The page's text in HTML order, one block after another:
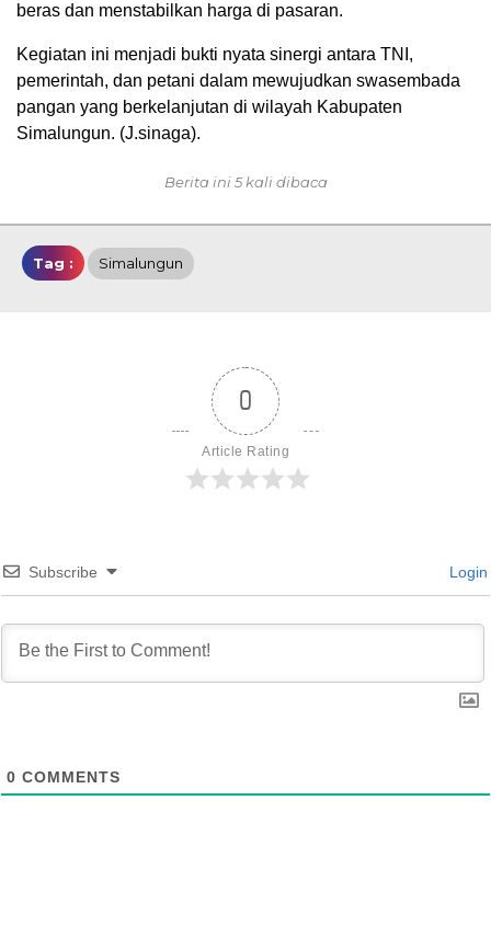
beras dan menstabilkan harga di pasaran.
Kegiatan ini menjadi bukti nyata sinergi antara TNI,
pemerintah, dan petani dalam mewujudkan swasembada
pangan yang berkelanjutan di wilayah Kabupaten
Simalungun. (J.sinaga).
Berita ini 5 kali dibaca
Tag : Simalungun
0
Article Rating
Subscribe Login
0 COMMENTS